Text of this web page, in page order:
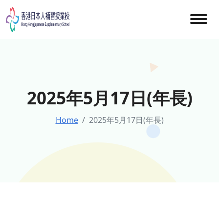
Skip
to
content
2025年5月17日(年長)
Home 2025年5月17日(年長)